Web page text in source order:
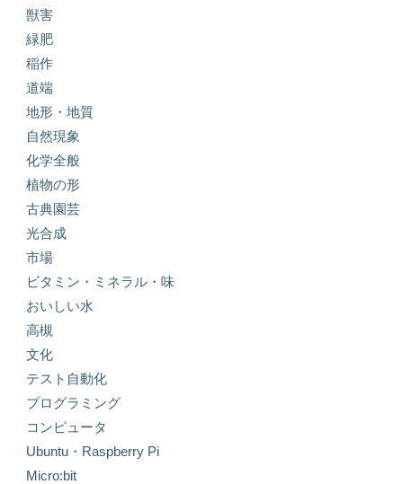
獣害
緑肥
稲作
道端
地形・地質
自然現象
化学全般
植物の形
古典園芸
光合成
市場
ビタミン・ミネラル・味
おいしい水
高槻
文化
テスト自動化
プログラミング
コンピュータ
Ubuntu・Raspberry Pi
Micro:bit